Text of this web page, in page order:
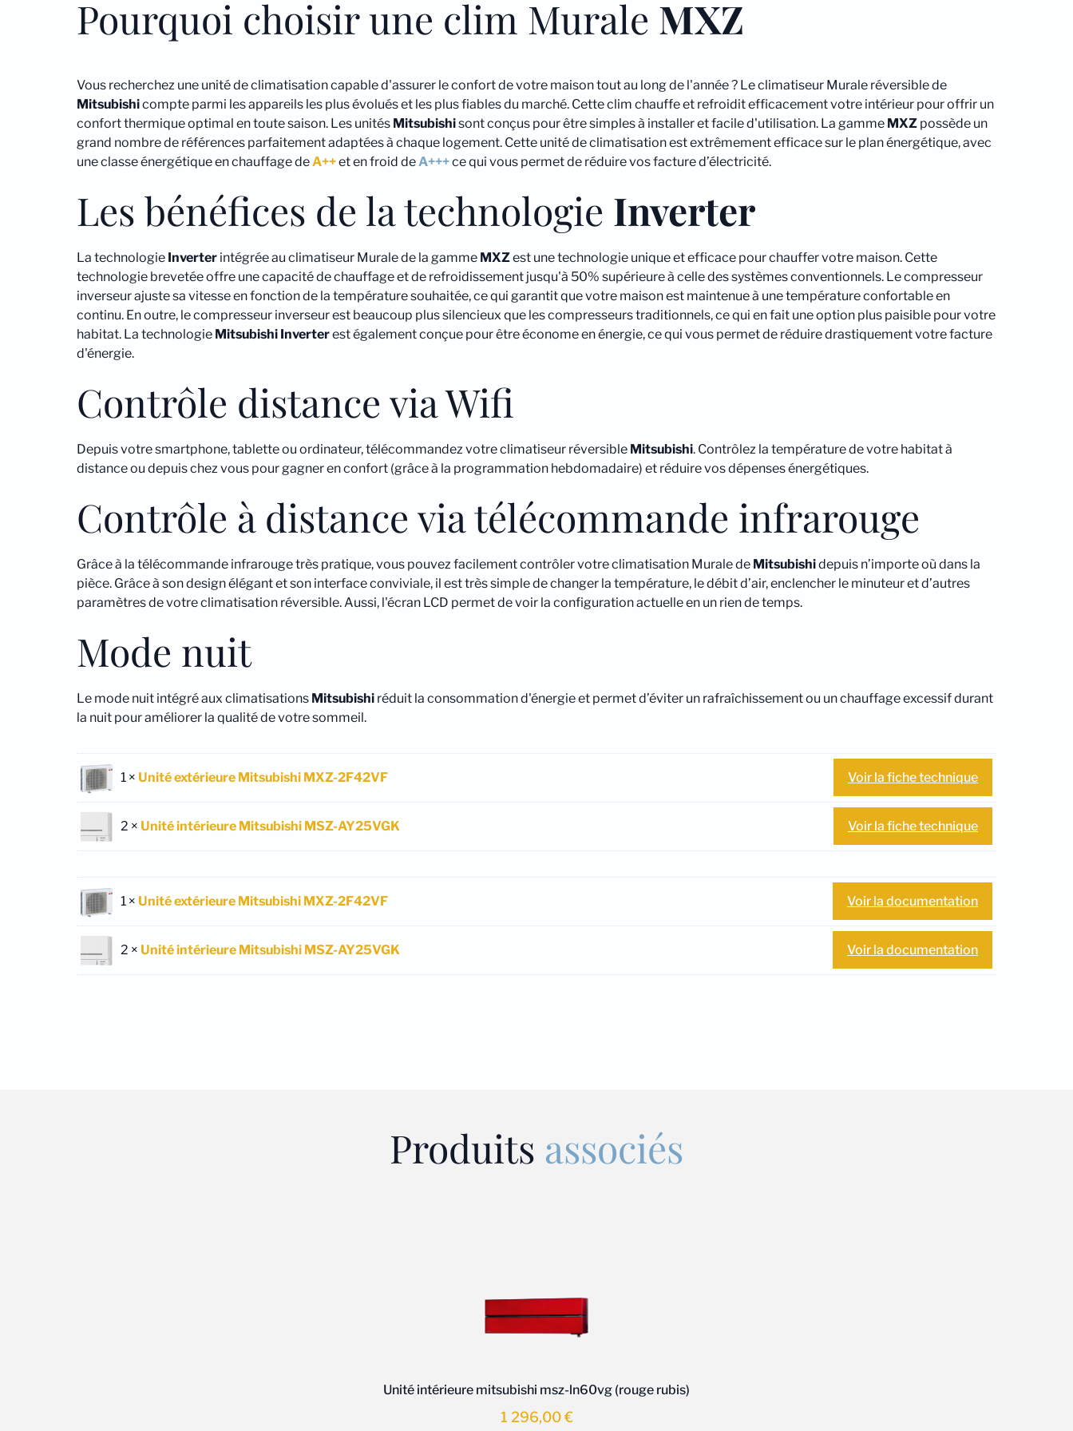
Pourquoi choisir une clim Murale MXZ
Vous recherchez une unité de climatisation capable d'assurer le confort de votre maison tout au long de l'année ? Le climatiseur Murale réversible de
Mitsubishicompte parmi les appareils les plus évolués et les plus fiables du marché. Cette clim chauffe et refroidit efficacement votre intérieur pour offrir un
confort thermique optimal en toute saison. Les unités Mitsubishisont conçus pour être simples à installer et facile d'utilisation. La gamme MXZ possède un
grand nombre de références parfaitement adaptées à chaque logement. Cette unité de climatisation est extrêmement efficace sur le plan énergétique, avec
une classe énergétique en chauffage deA++et en froid deA+++ce qui vous permet de réduire vos facture d’électricité.
Les bénéfices de la technologie Inverter
La technologie Inverter intégrée au climatiseur Murale de la gamme MXZest une technologie unique et efficace pour chauffer votre maison. Cette
technologie brevetée offre une capacité de chauffage et de refroidissement jusqu'à 50% supérieure à celle des systèmes conventionnels. Le compresseur
inverseur ajuste sa vitesse en fonction de la température souhaitée, ce qui garantit que votre maison est maintenue à une température confortable en
continu. En outre, le compresseur inverseur est beaucoup plus silencieux que les compresseurs traditionnels, ce qui en fait une option plus paisible pour votre
habitat. La technologie Mitsubishi Inverterest également conçue pour être économe en énergie, ce qui vous permet de réduire drastiquement votre facture
d'énergie.
Contrôle distance via Wifi
Depuis votre smartphone, tablette ou ordinateur, télécommandez votre climatiseur réversible Mitsubishi. Contrôlez la température de votre habitat à
distance ou depuis chez vous pour gagner en confort (grâce à la programmation hebdomadaire) et réduire vos dépenses énergétiques.
Contrôle à distance via télécommande infrarouge
Grâce à la télécommande infrarouge très pratique, vous pouvez facilement contrôler votre climatisation Murale de Mitsubishidepuis n’importe où dans la
pièce. Grâce à son design élégant et son interface conviviale, il est très simple de changer la température, le débit d’air, enclencher le minuteur et d’autres
paramètres de votre climatisation réversible. Aussi, l'écran LCD permet de voir la configuration actuelle en un rien de temps.
Mode nuit
Le mode nuit intégré aux climatisations Mitsubishi réduit la consommation d'énergie et permet d’éviter un rafraîchissement ou un chauffage excessif durant
la nuit pour améliorer la qualité de votre sommeil.
1 × Unité extérieure Mitsubishi MXZ-2F42VF Voir la fiche technique
2 × Unité intérieure Mitsubishi MSZ-AY25VGK Voir la fiche technique
1 × Unité extérieure Mitsubishi MXZ-2F42VF Voir la documentation
2 × Unité intérieure Mitsubishi MSZ-AY25VGK Voir la documentation
Produits associés
Unité intérieure mitsubishi msz-ln60vg (rouge rubis)
1 296,00€